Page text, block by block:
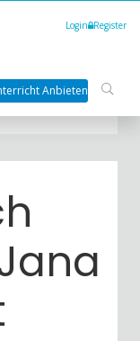
Login Register
Anbieten